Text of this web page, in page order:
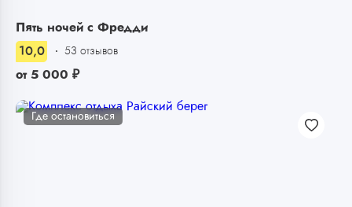
Пять ночей с Фредди
10,0
53 отзывов
от 5 000 ₽
Где остановиться